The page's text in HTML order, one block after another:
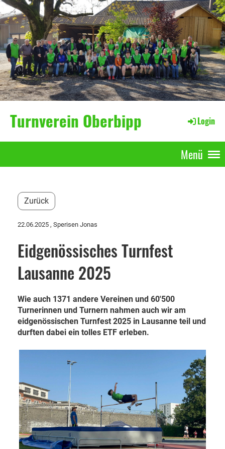
Turnverein Oberbipp Login
Menü
Zurück
22.06.2025 , Sperisen Jonas
Eidgenössisches Turnfest
Lausanne 2025
Wie auch 1371 andere Vereinen und 60'500
Turnerinnen und Turnern nahmen auch wir am
eidgenössischen Turnfest 2025 in Lausanne teil und
durften dabei ein tolles ETF erleben.